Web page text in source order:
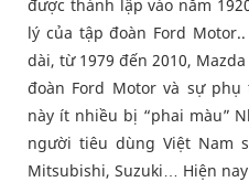
được thành lập vào năm
lý của tập đoàn Ford
dài, từ 1979 đến 2010,
đoàn Ford Motor và sự
này ít nhiều bị “phai màu”
người tiêu dùng Việt Nam
Mitsubishi, Suzuki… Hiện